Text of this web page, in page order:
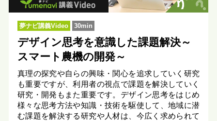
夢ナビ講義Video 30min
デザイン思考を意識した課題解決～
スマート農機の開発～
真理の探究や自らの興味・関心を追求していく研究
も重要ですが、利用者の視点で課題を解決していく
研究・開発もまた重要です。デザイン思考をはじめ
様々な思考方法や知識・技術を駆使して、地域に潜
む課題を解決する研究や人材は、今広く求められて